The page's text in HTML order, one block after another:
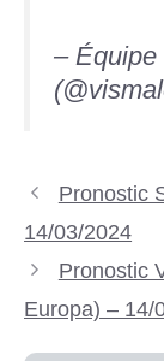
–
Pronostic
14/03/2024
Pronostic
Europa) – 14/